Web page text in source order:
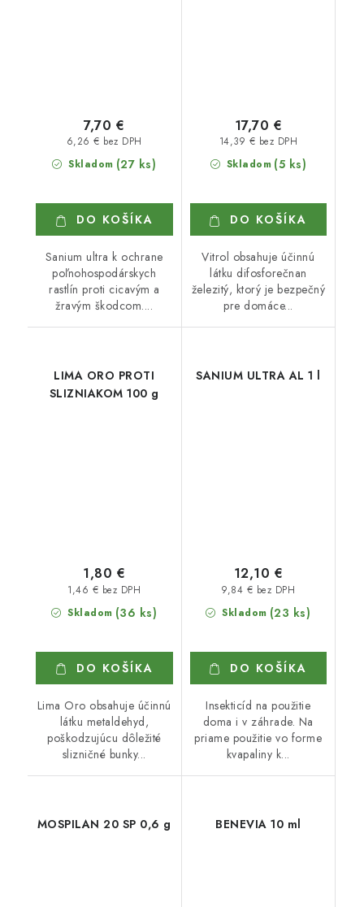
Skladom (27 ks)
6,26 € bez DPH
7,70 €
DO KOŠÍKA
Sanium ultra k ochrane
poľnohospodárskych
rastlín proti cicavým a
žravým škodcom....
Skladom (5 ks)
14,39 € bez DPH
17,70 €
DO KOŠÍKA
Vitrol obsahuje účinnú
látku difosforečnan
železitý, ktorý je bezpečný
pre domáce...
LIMA ORO PROTI
SLIZNIAKOM 100 g
Skladom (36 ks)
1,46 € bez DPH
1,80 €
DO KOŠÍKA
Lima Oro obsahuje účinnú
látku metaldehyd,
poškodzujúcu dôležité
slizničné bunky...
SANIUM ULTRA AL 1 l
Skladom (23 ks)
9,84 € bez DPH
12,10 €
DO KOŠÍKA
Insekticíd na použitie
doma i v záhrade. Na
priame použitie vo forme
kvapaliny k...
MOSPILAN 20 SP 0,6 g BENEVIA 10 ml